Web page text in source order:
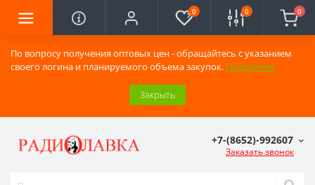
По вопросу получения оптовых цен - обращайтесь с указанием
своего логина и планируемого объема закупок. Подробнее
Закрыть
0 0 0
+7-(8652)-992607
Заказать звонок